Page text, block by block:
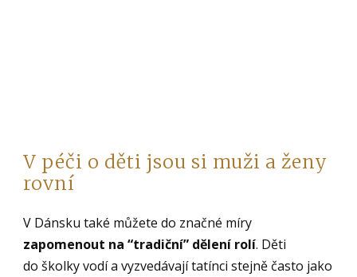
V péči o děti jsou si muži a ženy
rovní
V Dánsku také můžete do značné míry
zapomenout na “tradiční” dělení rolí. Děti
do školky vodí a vyzvedávají tatínci stejně často jako